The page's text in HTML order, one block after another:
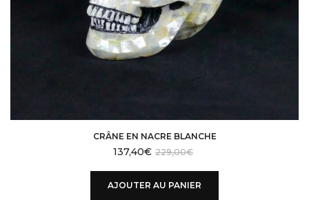
CRÂNE EN NACRE BLANCHE
229,00€
137,40€
AJOUTER AU PANIER